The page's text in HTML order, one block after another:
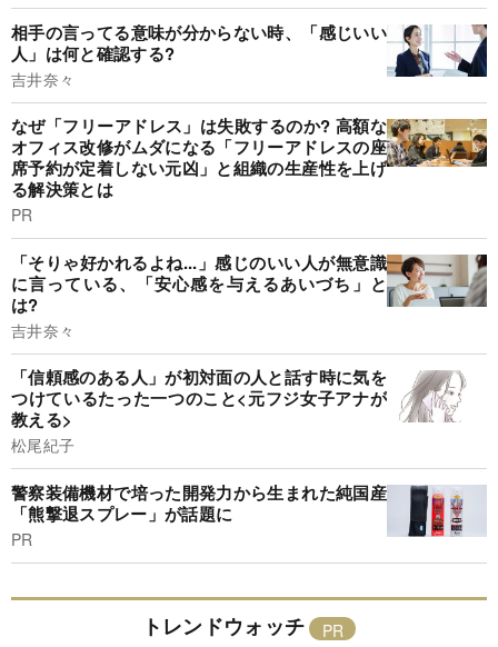
相手の言ってる意味が分からない時、「感じいい
人」は何と確認する?
吉井奈々
なぜ「フリーアドレス」は失敗するのか? 高額な
オフィス改修がムダになる「フリーアドレスの座
席予約が定着しない元凶」と組織の生産性を上げ
る解決策とは
PR
「そりゃ好かれるよね...」感じのいい人が無意識
に言っている、「安心感を与えるあいづち」と
は?
吉井奈々
「信頼感のある人」が初対面の人と話す時に気を
つけているたった一つのこと<元フジ女子アナが
教える>
松尾紀子
警察装備機材で培った開発力から生まれた純国産
「熊撃退スプレー」が話題に
PR
トレンドウォッチ